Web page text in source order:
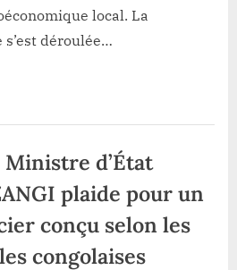
l’emploi
des
local. La
déroulée…
d’État
plaide pour un
conçu selon les
congolaises